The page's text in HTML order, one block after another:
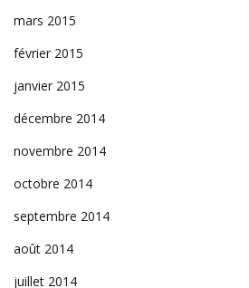
mars 2015
février 2015
janvier 2015
décembre 2014
novembre 2014
octobre 2014
septembre 2014
août 2014
juillet 2014